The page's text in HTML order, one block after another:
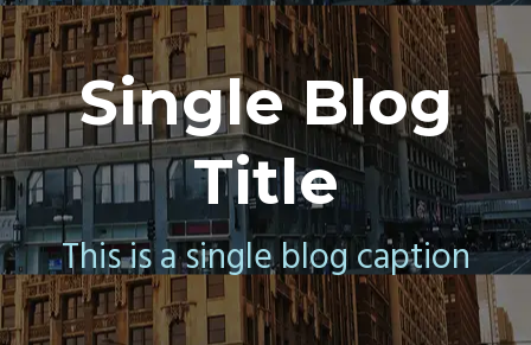
Single Blog
Title
This is a single blog caption